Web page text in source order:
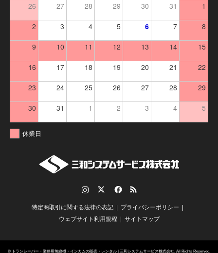
26 27 28 29 30 31 1
2 3 4 5 6 7 8
9 10 11 12 13 14 15
16 17 18 19 20 21 22
23 24 25 26 27 28 29
30 31 1 2 3 4 5
休業日
RSS
特定商取引に関する法律の表記
プライバシーポリシー
ウェブサイト利用規程
サイトマップ
© トランシーバー・業務用無線機・インカムの販売・レンタル | 三和システムサービス株式会社. All Rights Reserved.